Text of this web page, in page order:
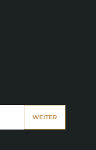
WEITER